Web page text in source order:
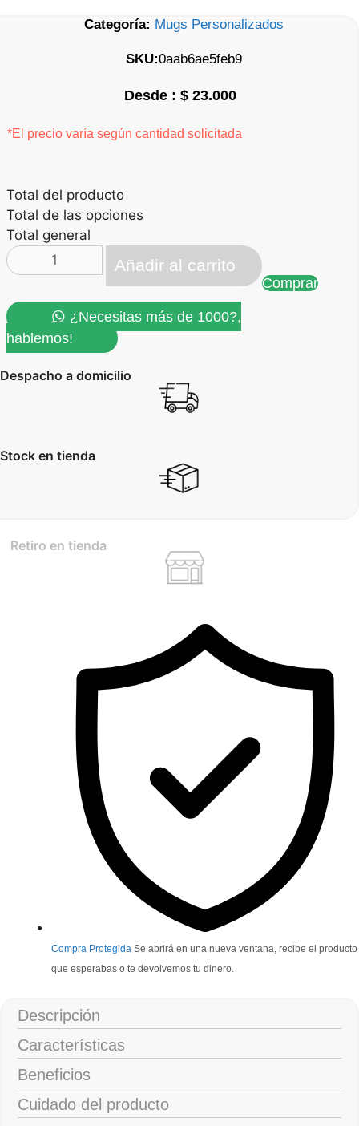
Categoría: Mugs Personalizados
SKU:0aab6ae5feb9
$23.000
*El precio varía según cantidad solicitada
Total del producto
Total de las opciones
Total general
mágico
cuchara
cantidad
Añadir al carrito
Comprar
¿Necesitas más de 1000?,
hablemos!
Despacho a domicilio
Stock en tienda
Retiro en tienda
Compra Protegida Se abrirá en una nueva ventana, recibe el producto
que esperabas o te devolvemos tu dinero.
Descripción
Características
Beneficios
Cuidado del producto